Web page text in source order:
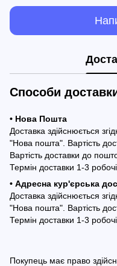
Способи
• Нова Пошта
Доставка здійснюється
"Нова пошта". Вартість
Вартість доставки до
Термін доставки 1-3
• Адресна кур'єрська
Доставка здійснюється
"Нова пошта". Вартість
Термін доставки 1-3 робочі
Покупець має право